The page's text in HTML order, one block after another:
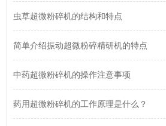
虫草超微粉碎机的结构和特点
简单介绍振动超微粉碎精研机的特点
中药超微粉碎机的操作注意事项
药用超微粉碎机的工作原理是什么？